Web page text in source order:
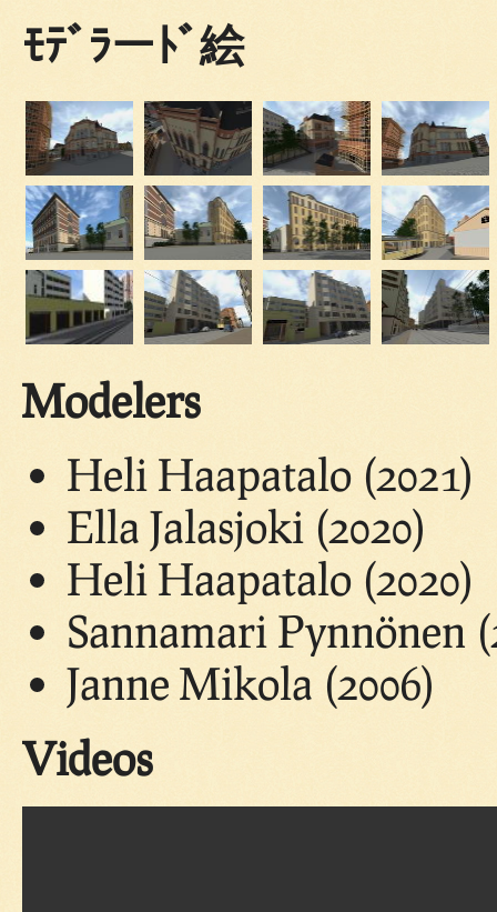
ﾓﾃﾞﾗーﾄﾞ絵
Modelers
Heli Haapatalo (2021)
Ella Jalasjoki (2020)
Heli Haapatalo (2020)
Sannamari Pynnönen
Janne Mikola (2006)
Videos